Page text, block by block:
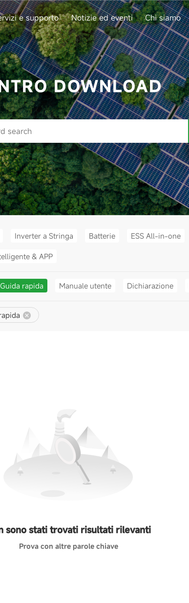
e supporto Notizie ed eventi Chi siamo
DOWNLOAD
Inverter a Stringa Batterie ESS All-in-one
& APP
Guida rapida Manuale utente Dichiarazione
sono stati trovati risultati rilevanti
Prova con altre parole chiave